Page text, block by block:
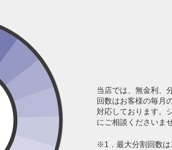
当店では、無金利、
回数はお客様の毎月
対応しております。
にご相談くださいませ
※1．最大分割回数は